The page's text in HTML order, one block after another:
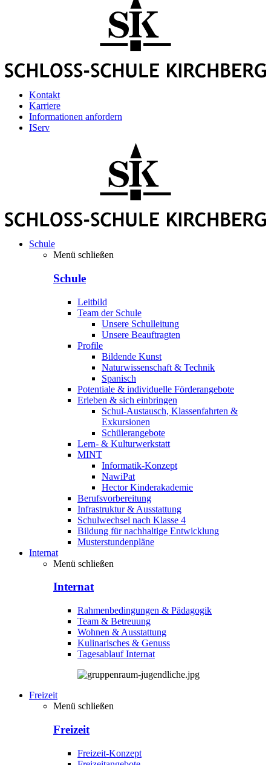
Kontakt
Karriere
Informationen anfordern
IServ
Schule
Menü schließen
Schule
Leitbild
Team der Schule
Unsere Schulleitung
Unsere Beauftragten
Profile
Bildende Kunst
Naturwissenschaft & Technik
Spanisch
Potentiale & individuelle Förderangebote
Erleben & sich einbringen
Schul-Austausch, Klassenfahrten &
Exkursionen
Schülerangebote
Lern- & Kulturwerkstatt
MINT
Informatik-Konzept
NawiPat
Hector Kinderakademie
Berufsvorbereitung
Infrastruktur & Ausstattung
Schulwechsel nach Klasse 4
Bildung für nachhaltige Entwicklung
Musterstundenpläne
Internat
Menü schließen
Internat
Rahmenbedingungen & Pädagogik
Team & Betreuung
Wohnen & Ausstattung
Kulinarisches & Genuss
Tagesablauf Internat
Freizeit
Menü schließen
Freizeit
Freizeit-Konzept